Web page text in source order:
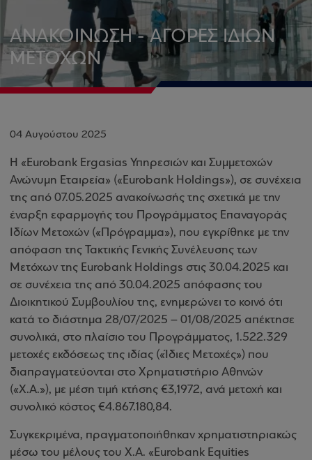
ΑΝΑΚΟΙΝΩΣΗ - ΑΓΟΡΕΣ ΙΔΙΩΝ
ΜΕΤΟΧΩΝ
04 Αυγούστου 2025
Η «Eurobank Ergasias Υπηρεσιών και Συμμετοχών
Ανώνυμη Εταιρεία» («Eurobank Holdings»), σε συνέχεια
της από 07.05.2025 ανακοίνωσής της σχετικά με την
έναρξη εφαρμογής του Προγράμματος Επαναγοράς
Ιδίων Μετοχών («Πρόγραμμα»), που εγκρίθηκε με την
απόφαση της Τακτικής Γενικής Συνέλευσης των
Μετόχων της Eurobank Holdings στις 30.04.2025 και
σε συνέχεια της από 30.04.2025 απόφασης του
Διοικητικού Συμβουλίου της, ενημερώνει το κοινό ότι
κατά το διάστημα 28/07/2025 – 01/08/2025 απέκτησε
συνολικά, στο πλαίσιο του Προγράμματος, 1.522.329
μετοχές εκδόσεως της ιδίας («Ίδιες Μετοχές») που
διαπραγματεύονται στο Χρηματιστήριο Αθηνών
(«Χ.Α.»), με μέση τιμή κτήσης €3,1972, ανά μετοχή και
συνολικό κόστος €4.867.180,84.
Συγκεκριμένα, πραγματοποιήθηκαν χρηματιστηριακώς
μέσω του μέλους του Χ.Α. «Eurobank Equities